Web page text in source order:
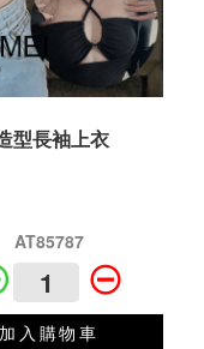
型長袖上衣
AT85787
加入購物車